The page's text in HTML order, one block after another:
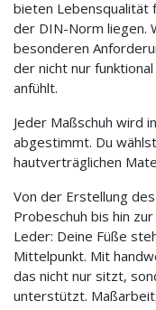
bieten Lebensqualität
der DIN-Norm liegen.
besonderen
der nicht nur
anfühlt.
Jeder Maßschuh wird
abgestimmt. Du
hautverträglichen
Von der Erstellung
Probeschuh bis hin
Leder: Deine Füße
Mittelpunkt. Mit
das nicht nur sitzt,
unterstützt.